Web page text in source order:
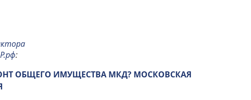
:
ОБЩЕГО ИМУЩЕСТВА МКД? МОСКОВСКАЯ